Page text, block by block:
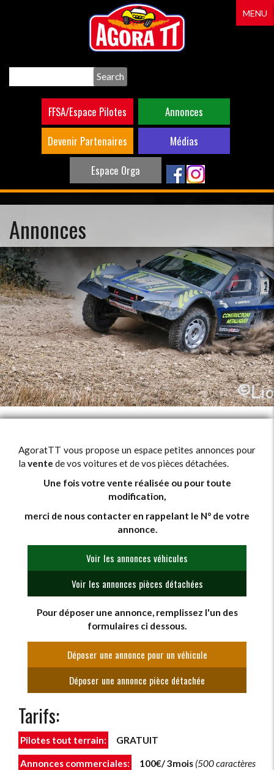
FFSA/Espace Pilotes
Annonces
Devenir Partenaires
Médias
Espace Orga
MENU
Annonces
AgoratTT vous propose un espace petites annonces pour
lavente de vos voitures et de vos pièces détachées.
Une fois votre vente réalisée ou pour toute
modification,
merci de nous contacter en rappelant le N° de votre
annonce.
Voir les annonces véhicules
Voir les annonces pièces détachées
Pour déposer une annonce, remplissez l'un des
formulaires ci dessous.
Déposer une annonce pour un véhicule
Déposer une annonce pièce détachée
Tarifs:
Pilotes tout terrain: GRATUIT
Annonces commerciales: 100€/ 3mois (500 caractères